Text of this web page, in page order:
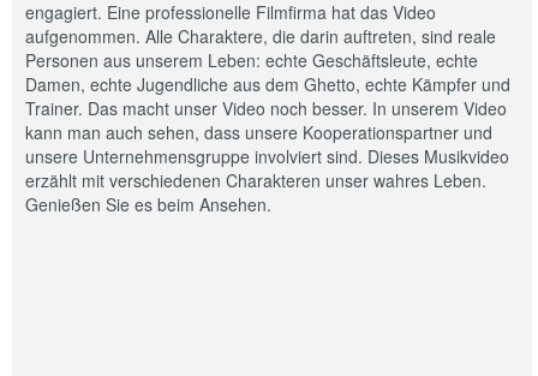
engagiert. Eine professionelle Filmfirma hat das Video
aufgenommen. Alle Charaktere, die darin auftreten, sind reale
Personen aus unserem Leben: echte Geschäftsleute, echte
Damen, echte Jugendliche aus dem Ghetto, echte Kämpfer und
Trainer. Das macht unser Video noch besser. In unserem Video
kann man auch sehen, dass unsere Kooperationspartner und
unsere Unternehmensgruppe involviert sind. Dieses Musikvideo
erzählt mit verschiedenen Charakteren unser wahres Leben.
Genießen Sie es beim Ansehen.